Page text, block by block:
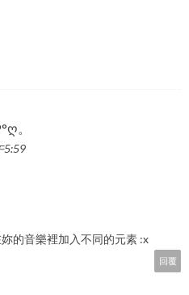
。
5:59
的音樂裡加入不同的元素 :x
回覆